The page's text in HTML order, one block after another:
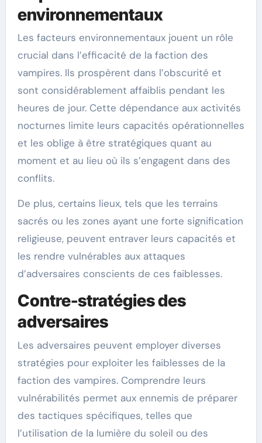
environnementaux
Les facteurs environnementaux jouent un rôle
crucial dans l’efficacité de la faction des
vampires. Ils prospèrent dans l’obscurité et
sont considérablement affaiblis pendant les
heures de jour. Cette dépendance aux activités
nocturnes limite leurs capacités opérationnelles
et les oblige à être stratégiques quant au
moment et au lieu où ils s’engagent dans des
conflits.
De plus, certains lieux, tels que les terrains
sacrés ou les zones ayant une forte signification
religieuse, peuvent entraver leurs capacités et
les rendre vulnérables aux attaques
d’adversaires conscients de ces faiblesses.
Contre-stratégies des
adversaires
Les adversaires peuvent employer diverses
stratégies pour exploiter les faiblesses de la
faction des vampires. Comprendre leurs
vulnérabilités permet aux ennemis de préparer
des tactiques spécifiques, telles que
l’utilisation de la lumière du soleil ou des